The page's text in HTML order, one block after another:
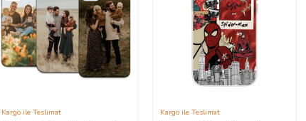
Kargo ile Teslimat Kargo ile Teslimat